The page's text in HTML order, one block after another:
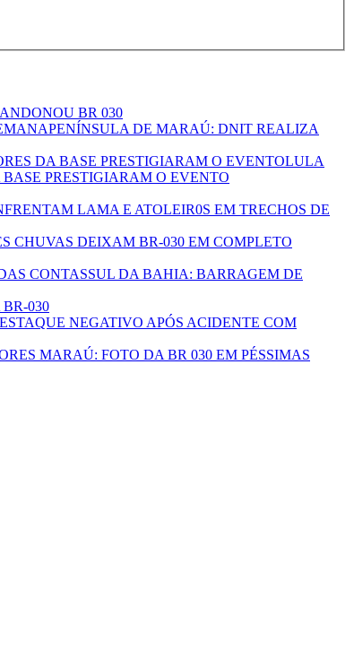
BR 030
PENÍNSULA DE MARAÚ: DNIT REALIZA
LULA
PRESTIGIARAM O EVENTO
LAMA E ATOLEIR0S EM TRECHOS DE
CHUVAS DEIXAM BR-030 EM COMPLETO
SUL DA BAHIA: BARRAGEM DE
030
NEGATIVO APÓS ACIDENTE COM
MARAÚ: FOTO DA BR 030 EM PÉSSIMAS